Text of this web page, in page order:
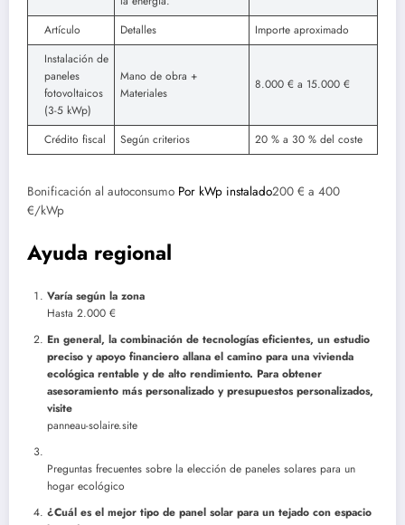
Artículo
Detalles
Importe aproximado
Instalación de
paneles
fotovoltaicos
(3-5 kWp)
Mano de obra +
Materiales
8.000 € a 15.000 €
Crédito fiscal Según criterios 20 % a 30 % del coste
Bonificación al autoconsumo Por kWp instalado200 € a 400
€/kWp
Ayuda regional
Varía según la zona
Hasta 2.000 €
En general, la combinación de tecnologías eficientes, un estudio
preciso y apoyo financiero allana el camino para una vivienda
ecológica rentable y de alto rendimiento. Para obtener
asesoramiento más personalizado y presupuestos personalizados,
visite
panneau-solaire.site
Preguntas frecuentes sobre la elección de paneles solares para un
hogar ecológico
¿Cuál es el mejor tipo de panel solar para un tejado con espacio